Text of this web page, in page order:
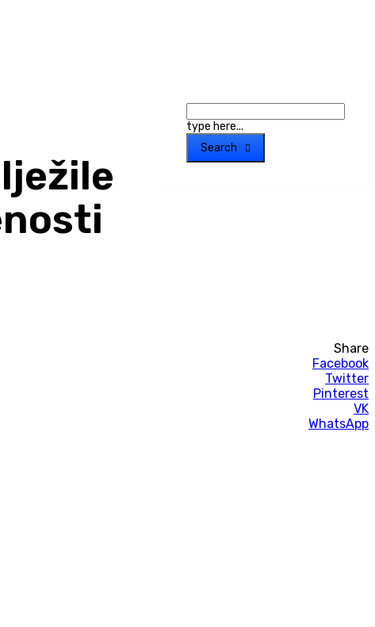
type here...
Search
Share
Facebook
Twitter
Pinterest
VK
WhatsApp